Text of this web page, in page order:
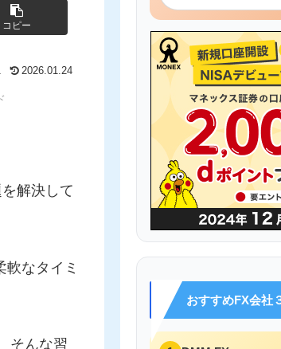
コピー
2026.01.24
解決して
軟なタイミ
そんな習
おすすめFX会社